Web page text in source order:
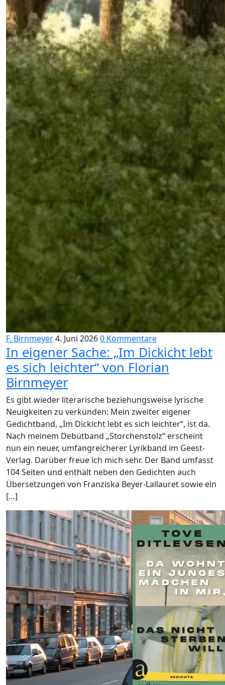
F. Birnmeyer4. Juni 20260 Kommentare
In eigener Sache: „Im Dickicht lebt
es sich leichter“ von Florian
Birnmeyer
Es gibt wieder literarische beziehungsweise lyrische
Neuigkeiten zu verkünden: Mein zweiter eigener
Gedichtband, „Im Dickicht lebt es sich leichter“, ist da.
Nach meinem Debütband „Storchenstolz“ erscheint
nun ein neuer, umfangreicherer Lyrikband im Geest-
Verlag. Darüber freue ich mich sehr. Der Band umfasst
104 Seiten und enthält neben den Gedichten auch
Übersetzungen von Franziska Beyer-Lallauret sowie ein
[…]